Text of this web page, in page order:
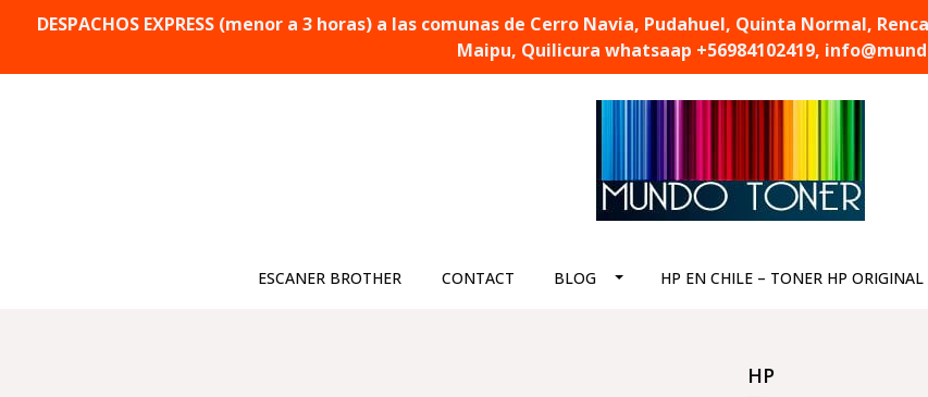
DESPACHOS EXPRESS (menor a 3 horas) a las comunas de Cerro Navia, Pudahuel, Quinta Normal,
Maipu, Quilicura whatsaap +56984102419,
ESCANER BROTHER CONTACT BLOG HP EN CHILE – TONER HP
HP